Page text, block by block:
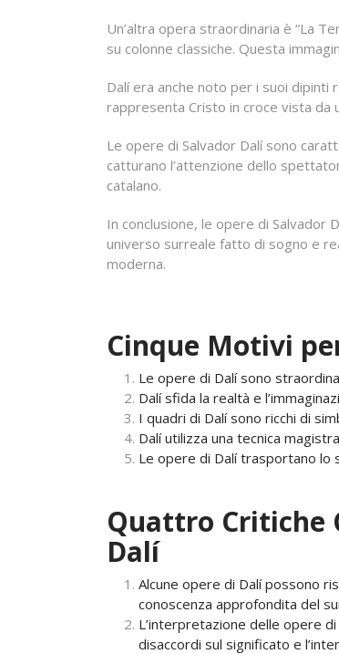
Un’altra opera straordinaria è “La
su colonne classiche. Questa
Dalí era anche noto per i suoi dipinti
rappresenta Cristo in croce vista da
Le opere di Salvador Dalí sono
catturano l’attenzione dello
catalano.
In conclusione, le opere di Salvador
universo surreale fatto di sogno e
moderna.
Cinque Motivi
Le opere di Dalí sono
Dalí sfida la realtà e
I quadri di Dalí sono ricchi di
Dalí utilizza una tecnica
Le opere di Dalí trasportano lo
Quattro Critiche
Dalí
Alcune opere di Dalí possono
conoscenza approfondita del
L’interpretazione delle opere
disaccordi sul significato e